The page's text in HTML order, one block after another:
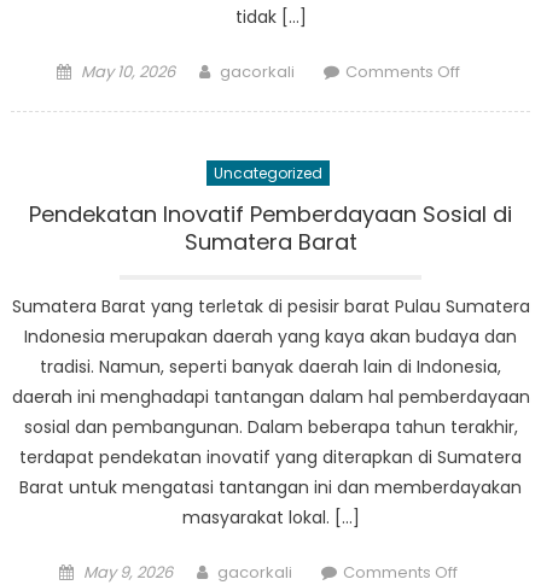
tidak […]
Posted
May 10, 2026 Author
gacorkali Comments Offon
di
Uncategorized
Pendekatan Inovatif Pemberdayaan Sosial di
Sumatera Barat
Sumatera Barat yang terletak di pesisir barat Pulau Sumatera
Indonesia merupakan daerah yang kaya akan budaya dan
tradisi. Namun, seperti banyak daerah lain di Indonesia,
daerah ini menghadapi tantangan dalam hal pemberdayaan
sosial dan pembangunan. Dalam beberapa tahun terakhir,
terdapat pendekatan inovatif yang diterapkan di Sumatera
Barat untuk mengatasi tantangan ini dan memberdayakan
masyarakat lokal. […]
Posted
May 9, 2026 Author
gacorkali Comments Offon